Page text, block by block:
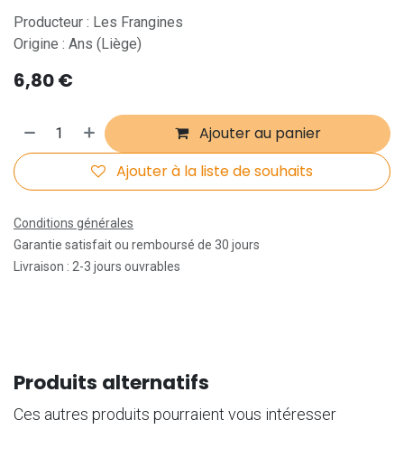
Producteur : Les Frangines
Origine : Ans (Liège)
6,80€
Ajouter au panier
Ajouter à la liste de souhaits
Conditions générales
Garantie satisfait ou remboursé de 30 jours
Livraison : 2-3 jours ouvrables
Produits alternatifs
Ces autres produits pourraient vous intéresser